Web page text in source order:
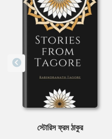
স্টোরিস ফ্রম ঠাকুর